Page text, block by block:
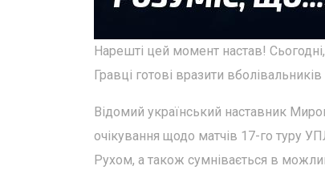
Нарешті цей момент настав!
Гравці готові вразити
Відомий український наставник
очікування щодо матчів 17-го туру
Рухом, а також сумнівається в